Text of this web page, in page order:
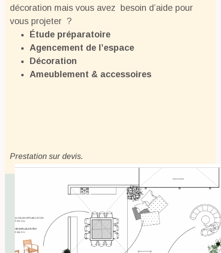
décoration mais vous avez besoin d’aide pour
vous projeter ?
Étude préparatoire
Agencement de l’espace
Décoration
Ameublement & accessoires
Prestation sur devis.